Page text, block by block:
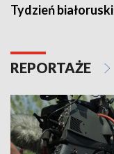
Tydzień białoruski
REPORTAŻE